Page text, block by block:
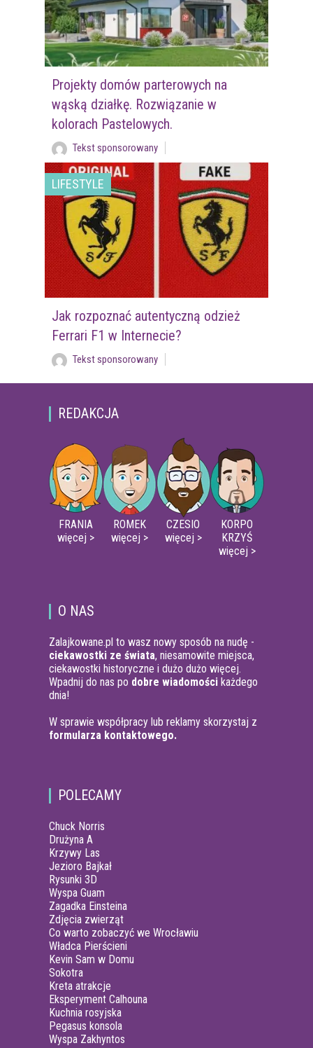
Projekty domów parterowych na
wąską działkę. Rozwiązanie w
kolorach Pastelowych.
Tekst sponsorowany
LIFESTYLE
Jak rozpoznać autentyczną odzież
Ferrari F1 w Internecie?
Tekst sponsorowany
REDAKCJA
FRANIA
więcej >
ROMEK
więcej >
CZESIO
więcej >
KORPO
KRZYŚ
więcej >
O NAS
Zalajkowane.pl to wasz nowy sposób na nudę -
ciekawostki ze świata, niesamowite miejsca,
ciekawostki historyczne i dużo dużo więcej.
Wpadnij do nas po dobre wiadomości każdego
dnia!
W sprawie współpracy lub reklamy skorzystaj z
formularza kontaktowego.
POLECAMY
Chuck Norris
Drużyna A
Krzywy Las
Jezioro Bajkał
Rysunki 3D
Wyspa Guam
Zagadka Einsteina
Zdjęcia zwierząt
Co warto zobaczyć we Wrocławiu
Władca Pierścieni
Kevin Sam w Domu
Sokotra
Kreta atrakcje
Eksperyment Calhouna
Kuchnia rosyjska
Pegasus konsola
Wyspa Zakhyntos